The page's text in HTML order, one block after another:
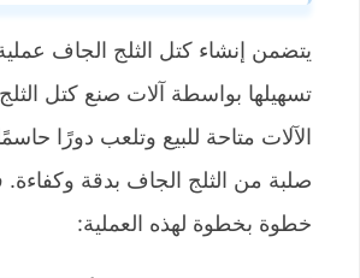
يتضمن إنشاء كتل الثلج الجاف
تسهيلها بواسطة آلات صنع كتل
الآلات متاحة للبيع وتلعب دورًا
صلبة من الثلج الجاف بدقة وكفاءة.
خطوة بخطوة لهذه العملية: